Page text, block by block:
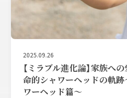
2025.09.26
【ミラブル進化論】家族へ
命的シャワーヘッドの軌
ワーヘッド篇～